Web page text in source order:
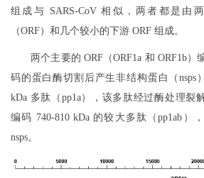
组成与 SARS-CoV 相似，两者都是由
（ORF）和几个较小的下游 ORF 组成。
两个主要的 ORF（ORF1a 和 ORF1b
码的蛋白酶切割后产生非结构蛋白（nsps
kDa 多肽（pp1a），该多肽经过酶处理裂
编码 740-810 kDa 的较大多肽（pp1ab）
nsps。